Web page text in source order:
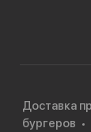
Доставка
бургеров